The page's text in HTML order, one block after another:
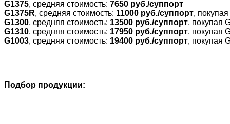
G1375, средняя стоимость: 7650 руб./суппорт
G1375R, средняя стоимость: 11000 руб./суппорт,
G1300, средняя стоимость: 13500 руб./суппорт, покупая
G1310, средняя стоимость: 17950 руб./суппорт, покупая
G1003, средняя стоимость: 19400 руб./суппорт, покупая
Подбор продукции: